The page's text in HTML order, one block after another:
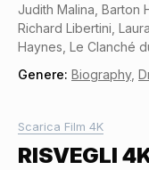
Judith Malina, Barton
Richard Libertini,
Haynes, Le Clanché
Genere: Biography,
Scarica Film 4K
RISVEGLI